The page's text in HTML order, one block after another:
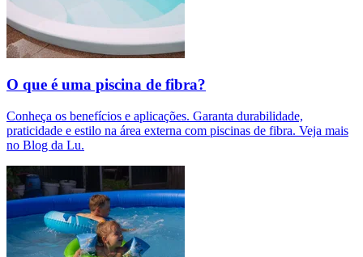
O que é uma piscina de fibra?
Conheça os benefícios e aplicações. Garanta durabilidade,
praticidade e estilo na área externa com piscinas de fibra. Veja mais
no Blog da Lu.